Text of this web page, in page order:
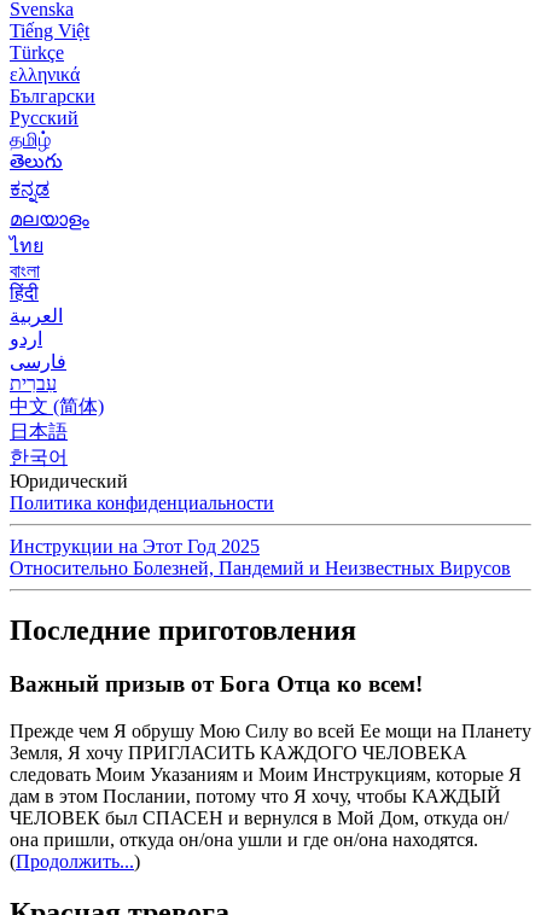
Svenska
Tiếng Việt
Türkçe
ελληνικά
Български
Русский
தமிழ்
తెలుగు
ಕನ್ನಡ
മലയാളം
ไทย
বাংলা
हिंदी
العربية
اردو
فارسی
עִברִית
中文 (简体)
日本語
한국어
Юридический
Политика конфиденциальности
Инструкции на Этот Год 2025
Относительно Болезней, Пандемий и Неизвестных Вирусов
Последние приготовления
Важный призыв от Бога Отца ко всем!
Прежде чем Я обрушу Мою Силу во всей Ее мощи на Планету
Земля, Я хочу ПРИГЛАСИТЬ КАЖДОГО ЧЕЛОВЕКА
следовать Моим Указаниям и Моим Инструкциям, которые Я
дам в этом Послании, потому что Я хочу, чтобы КАЖДЫЙ
ЧЕЛОВЕК был СПАСЕН и вернулся в Мой Дом, откуда он/
она пришли, откуда он/она ушли и где он/она находятся.
(Продолжить...)